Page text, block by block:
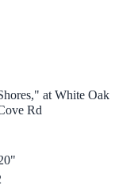
at White Oak
Rd